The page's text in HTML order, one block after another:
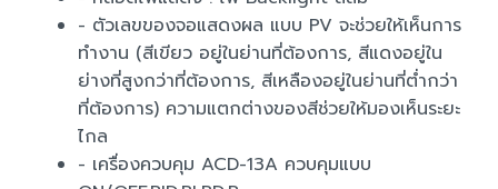
- ตัวเลขของจอแสดงผล แบบ PV จะช่วยให้เห็นการ
ทำงาน (สีเขียว อยู่ในย่านที่ต้องการ, สีแดงอยู่ใน
ย่างที่สูงกว่าที่ต้องการ, สีเหลืองอยู่ในย่านที่ต่ำกว่า
ที่ต้องการ) ความแตกต่างของสีช่วยให้มองเห็นระยะ
ไกล
- เครื่องควบคุม ACD-13A ควบคุมแบบ